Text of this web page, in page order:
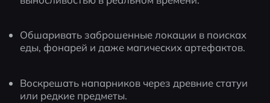
Обшаривать заброшенные локации в поисках
еды, фонарей и даже магических артефактов.
Воскрешать напарников через древние статуи
или редкие предметы.